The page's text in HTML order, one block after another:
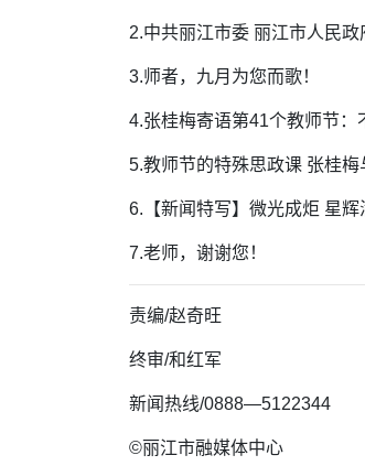
2.中共丽江市委 丽江市人民
3.师者，九月为您而歌！
4.张桂梅寄语第41个教师节：
5.教师节的特殊思政课 张桂
6.【新闻特写】微光成炬 星辉
7.老师，谢谢您！
责编/赵奇旺
终审/和红军
新闻热线/0888—5122344
©丽江市融媒体中心